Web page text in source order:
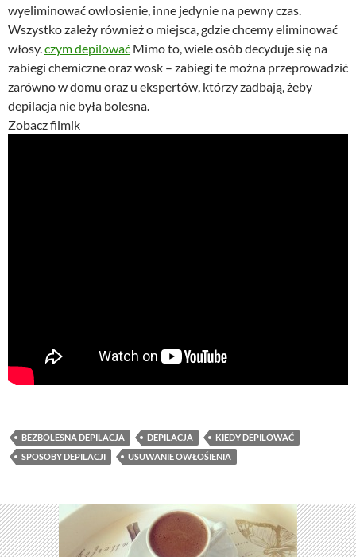
wyeliminować owłosienie, inne jedynie na pewny czas.
Wszystko zależy również o miejsca, gdzie chcemy eliminować
włosy.czym depilować Mimo to, wiele osób decyduje się na
zabiegi chemiczne oraz wosk – zabiegi te można przeprowadzić
zarówno w domu oraz u ekspertów, którzy zadbają, żeby
depilacja nie była bolesna.
Zobacz filmik
BEZBOLESNA DEPILACJA DEPILACJA
KIEDY DEPILOWAĆ
SPOSOBY DEPILACJI
USUWANIE OWŁOŚIENIA